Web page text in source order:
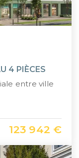
4 PIÈCES
entre ville
123 942 €